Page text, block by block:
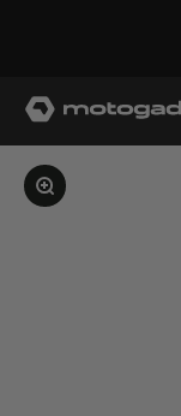
motogadget GmbH
Agrandir l'image